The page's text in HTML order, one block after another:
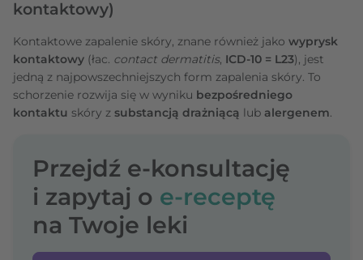
kontaktowy)
Kontaktowe zapalenie skóry, znane również jako wyprysk
kontaktowy (łac. contact dermatitis, ICD-10 = L23), jest
jedną z najpowszechniejszych form zapalenia skóry. To
schorzenie rozwija się w wyniku bezpośredniego
kontaktu skóry z substancją drażniącą lub alergenem.
Przejdź e-konsultację
i zapytaj o e-receptę
na Twoje leki